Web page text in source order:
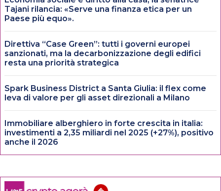
Tajani rilancia: «Serve una finanza etica per un
Paese più equo».
Direttiva “Case Green”: tutti i governi europei
sanzionati, ma la decarbonizzazione degli edifici
resta una priorità strategica
Spark Business District a Santa Giulia: il flex come
leva di valore per gli asset direzionali a Milano
Immobiliare alberghiero in forte crescita in italia:
investimenti a 2,35 miliardi nel 2025 (+27%), positivo
anche il 2026